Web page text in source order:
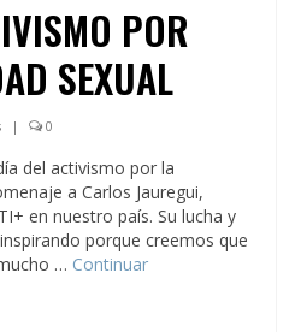
POR
SEXUAL
| 0
del activismo por la
a Carlos Jauregui,
en nuestro país. Su lucha y
porque creemos que
… Continuar